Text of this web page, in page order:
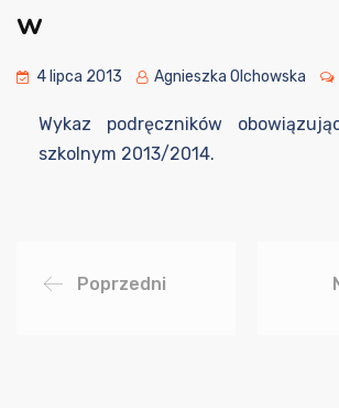
w
4 lipca 2013 Agnieszka Olchowska
Wykaz podręczników
szkolnym 2013/2014.
Poprzedni